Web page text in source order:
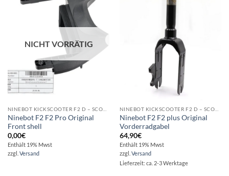
Auf die
Wunschliste
NICHT VORRÄTIG
Ninebot F2 F2 Pro Original
Front shell
0,00€
Enthält 19% Mwst
zzgl. Versand
Ninebot F2 F2 plus Original
Vorderradgabel
64,90€
Enthält 19% Mwst
zzgl. Versand
Lieferzeit: ca. 2-3 Werktage